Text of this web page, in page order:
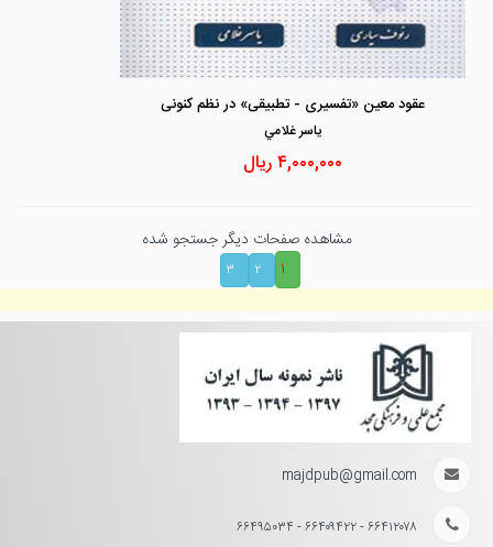
عقود معین «تفسیری - تطبیقی» در نظم کنونی
ياسر غلامي
۴,۰۰۰,۰۰۰ریال
مشاهده صفحات دیگر جستجو شده
۱
۲ ۳
majdpub@gmail.com
۶۶۴۱۲۰۷۸ - ۶۶۴۰۹۴۲۲ - ۶۶۴۹۵۰۳۴